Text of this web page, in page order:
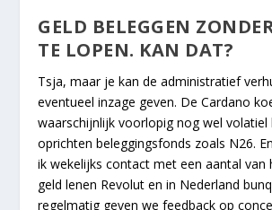
GELD BELEGGEN
TE LOPEN. KAN DAT?
Tsja, maar je kan de administratief
eventueel inzage geven. De Cardano
waarschijnlijk voorlopig nog wel volatiel
oprichten beleggingsfonds zoals N26.
ik wekelijks contact met een aantal van
geld lenen Revolut en in Nederland
regelmatig geven we feedback op